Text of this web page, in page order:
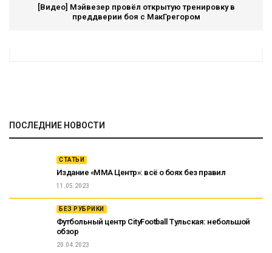
[Видео] Мэйвезер провёл открытую тренировку в
преддверии боя с МакГрегором
ПОСЛЕДНИЕ НОВОСТИ
СТАТЬИ
Издание «ММА Центр»: всё о боях без правил
11.05.2023
БЕЗ РУБРИКИ
Футбольный центр CityFootball Тульская: небольшой
обзор
20.04.2023